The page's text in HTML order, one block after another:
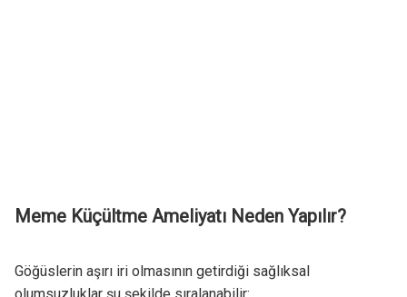
Meme Küçültme Ameliyatı Neden Yapılır?
Göğüslerin aşırı iri olmasının getirdiği sağlıksal